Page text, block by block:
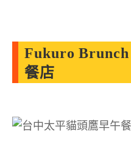
Fukuro Brunch
餐店